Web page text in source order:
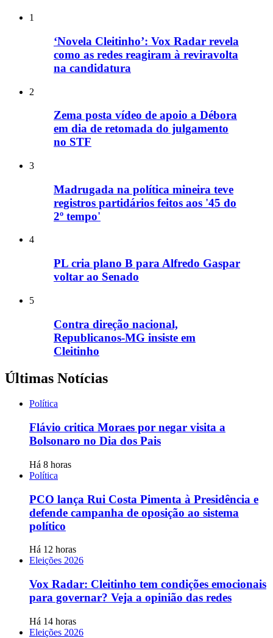
1
‘Novela Cleitinho’: Vox Radar revela
como as redes reagiram à reviravolta
na candidatura
2
Zema posta vídeo de apoio a Débora
em dia de retomada do julgamento
no STF
3
Madrugada na política mineira teve
registros partidários feitos aos '45 do
2º tempo'
4
PL cria plano B para Alfredo Gaspar
voltar ao Senado
5
Contra direção nacional,
Republicanos-MG insiste em
Cleitinho
Últimas Notícias
Política
Flávio critica Moraes por negar visita a
Bolsonaro no Dia dos Pais
Há 8 horas
Política
PCO lança Rui Costa Pimenta à Presidência e
defende campanha de oposição ao sistema
político
Há 12 horas
Eleições 2026
Vox Radar: Cleitinho tem condições emocionais
para governar? Veja a opinião das redes
Há 14 horas
Eleições 2026